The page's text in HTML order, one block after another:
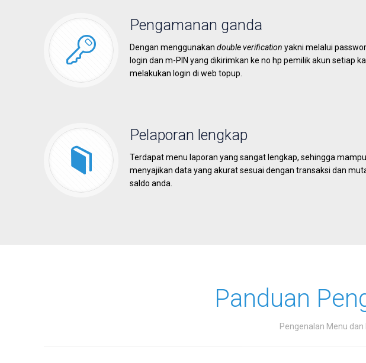
Pengamanan ganda
Dengan menggunakandouble verification yakni melalui
login dan m-PIN yang dikirimkan ke no hp pemilik akun setiap
melakukan login di web topup.
Pelaporan lengkap
Terdapat menu laporan yang sangat lengkap, sehingga mampu
menyajikan data yang akurat sesuai dengan transaksi dan
saldo anda.
Panduan
Pengenalan Menu